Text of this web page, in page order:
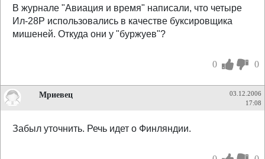
В журнале "Авиация и время" написали, что четыре
Ил-28Р использовались в качестве буксировщика
мишеней. Откуда они у "буржуев"?
0 0
Мриевец
03.12.2006
17:08
Забыл уточнить. Речь идет о Финляндии.